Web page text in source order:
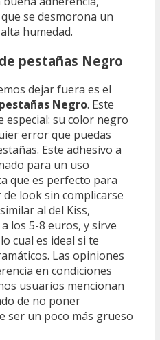
se desmorona un
humedad.
pestañas Negro
dejar fuera es el
Negro. Este
su color negro
error que puedas
Este adhesivo a
para un uso
que es perfecto para
look sin complicarse
al del Kiss,
los 5-8 euros, y sirve
cual es ideal si te
Las opiniones
en condiciones
usuarios mencionan
de no poner
ser un poco más grueso